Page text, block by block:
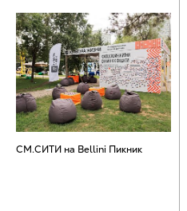
СМ.СИТИ на Bellini Пикник